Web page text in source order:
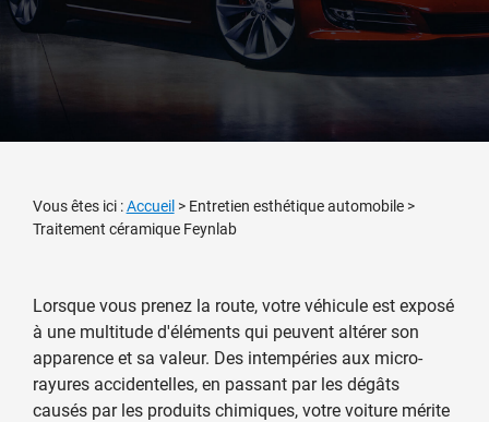
Vous êtes ici :Accueil> Entretien esthétique automobile>
Traitement céramique Feynlab
Lorsque vous prenez la route, votre véhicule est exposé
à une multitude d'éléments qui peuvent altérer son
apparence et sa valeur. Des intempéries aux micro-
rayures accidentelles, en passant par les dégâts
causés par les produits chimiques, votre voiture mérite